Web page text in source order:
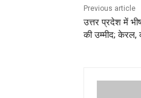
Previous article
उत्तर प्रदेश में
की उम्मीद; केरल,